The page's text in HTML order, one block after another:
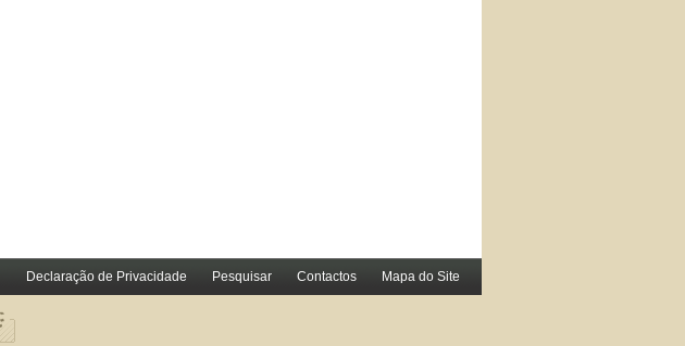
Declaração de Privacidade Pesquisar Contactos Mapa do Site